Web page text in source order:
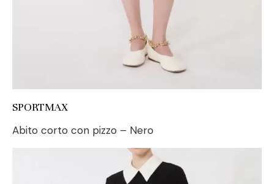
SPORTMAX
Abito corto con pizzo – Nero